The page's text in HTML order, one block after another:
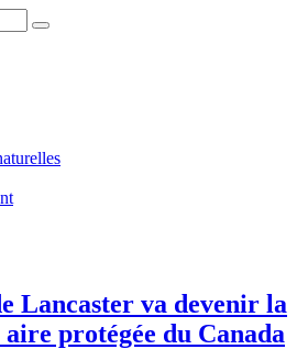
Lancaster va devenir la
protégée du Canada